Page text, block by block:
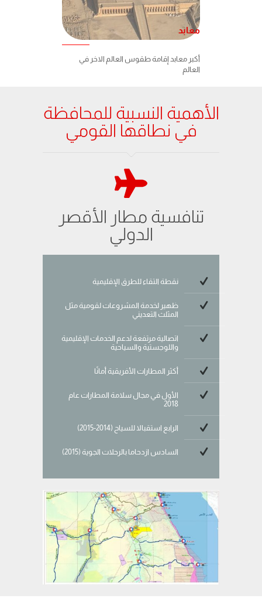
معابد
أكبر معابد إقامة طقوس العالم الاخر في
العالم
الأهمية النسبية للمحافظة
في نطاقها القومي
تنافسية مطار الأقصر
الدولي
نقطة التقاء للطرق الإقليمية
ظهير لخدمة المشروعات لقومية مثل
المثلث التعديني
اتصالية مرتفعة لدعم الخدمات الإقليمية
واللوجستية والسياحية
أكثر المطارات الأفريقية أمانًا
الأول في مجال سلامة المطارات عام
2018
الرابع استقبالا للسياح (2014-2015)
السادس ازدحاما بالرحلات الجوية (2015)